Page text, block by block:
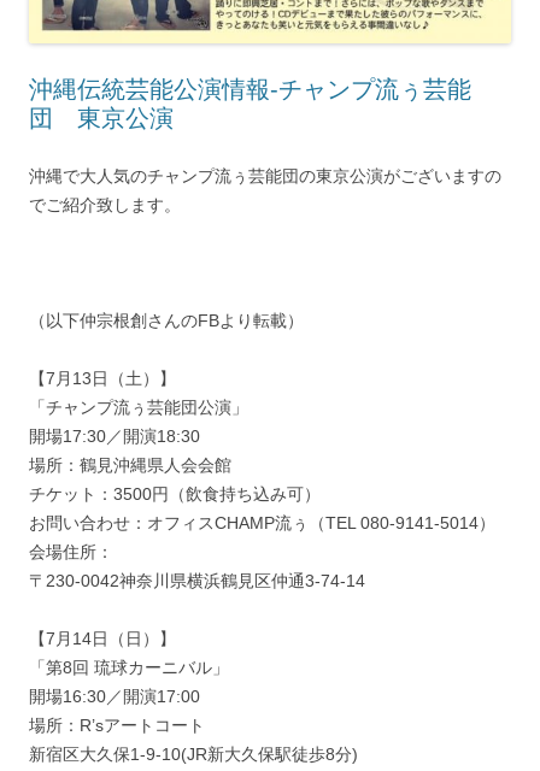
沖縄伝統芸能公演情報‐チャンプ流ぅ芸能
団 東京公演
沖縄で大人気のチャンプ流ぅ芸能団の東京公演がございますの
でご紹介致します。
（以下仲宗根創さんのFBより転載）
【7月13日（土）】
「チャンプ流ぅ芸能団公演」
開場17:30／開演18:30
場所：鶴見沖縄県人会会館
チケット：3500円（飲食持ち込み可）
お問い合わせ：オフィスCHAMP流ぅ（TEL ‭080-9141-5014‬）
会場住所：
〒230-0042神奈川県横浜鶴見区仲通3-74-14
【7月14日（日）】
「第8回 琉球カーニバル」
開場16:30／開演17:00
場所：R’sアートコート
新宿区大久保1-9-10(JR新大久保駅徒歩8分)